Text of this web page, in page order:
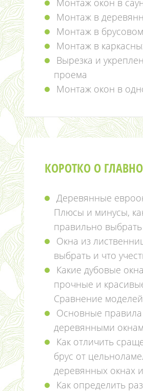
Монтаж окон в
Монтаж в
Монтаж в
Монтаж в
Вырезка и
проема
Монтаж окон в
КОРОТКО О
Деревянные
Плюсы и минусы,
правильно выбрать
Окна из
выбрать и что
Какие дубовые
прочные и
Сравнение моделей
Основные правила
деревянными
Как отличить
брус от
деревянных окнах
Как определить